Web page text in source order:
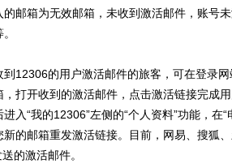
的邮箱为无效邮箱，未收到激活邮件，账号
的用户激活邮件的旅客，可在登录网
打开收到的激活邮件，点击激活链接完成
入“我的12306”左侧的“个人资料”功能，在
的邮箱重发激活链接。目前，网易、搜狐
的激活邮件。